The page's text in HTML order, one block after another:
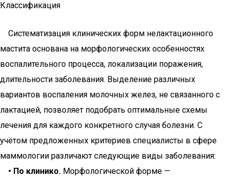
Классификация
Систематизация клинических форм нелактационного
мастита основана на морфологических особенностях
воспалительного процесса, локализации поражения,
длительности заболевания. Выделение различных
вариантов воспаления молочных желез, не связанного с
лактацией, позволяет подобрать оптимальные схемы
лечения для каждого конкретного случая болезни. С
учётом предложенных критериев специалисты в сфере
маммологии различают следующие виды заболевания:
• По клинико. Морфологической форме —